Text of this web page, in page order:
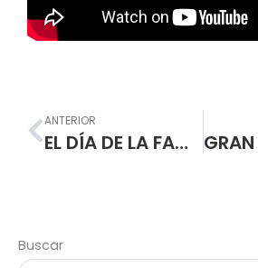
Prev
ANTERIOR
EL DÍA DE LA FAMILIA NORMALISTA
Buscar